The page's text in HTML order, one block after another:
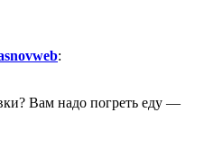
:
Вам надо погреть еду —